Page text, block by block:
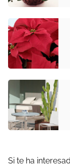
Si te ha